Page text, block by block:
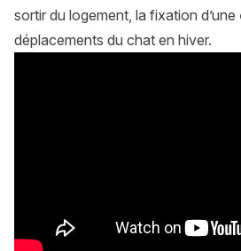
sortir du logement, la fixation d’une
déplacements du chat en hiver.